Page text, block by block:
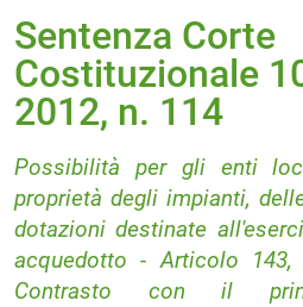
Sentenza Corte
Costituzionale
2012, n. 114
Possibilità per gli enti
proprietà degli impianti,
dotazioni destinate
acquedotto - Articolo
Contrasto con il